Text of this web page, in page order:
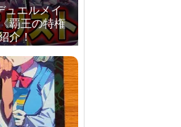
ュエルメイ
覇王の特権
介！